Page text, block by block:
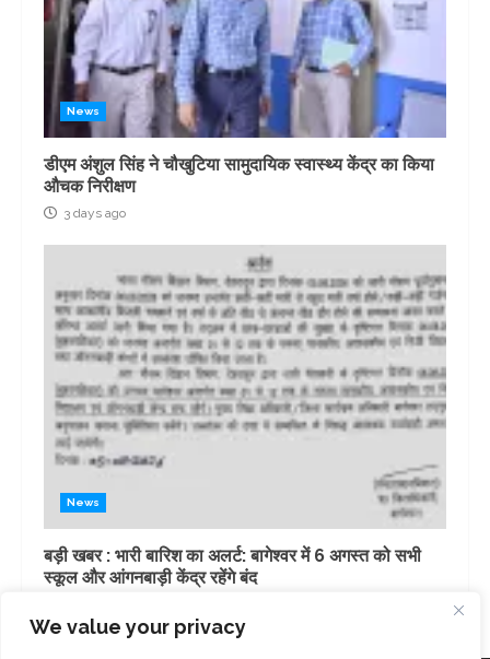
We value your privacy
News
डीएम अंशुल सिंह ने चौखुटिया सामुदायिक स्वास्थ्य केंद्र का किया
औचक निरीक्षण
3 days ago
News
बड़ी खबर : भारी बारिश का अलर्ट: बागेश्वर में 6 अगस्त को सभी
स्कूल और आंगनबाड़ी केंद्र रहेंगे बंद